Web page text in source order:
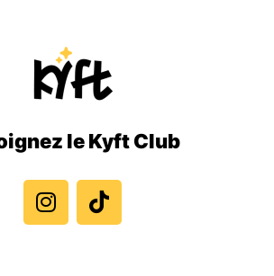
le Kyft Club
n
s
t
i
k
t